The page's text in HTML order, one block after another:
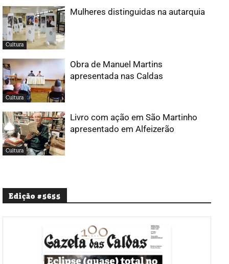
Cultura
Mulheres distinguidas na autarquia
Cultura
Obra de Manuel Martins
apresentada nas Caldas
Cultura
Livro com ação em São Martinho
apresentado em Alfeizerão
Edição #5655